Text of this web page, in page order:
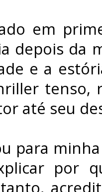
em
depois da
e a
tenso,
até seu
para
por